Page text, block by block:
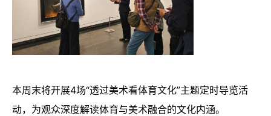
本周末将开展4场“透过美术看体育文化”主题定时导览活
动，为观众深度解读体育与美术融合的文化内涵。